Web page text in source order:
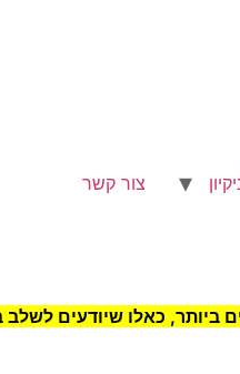
צור קשר
כאלו שיודעים לשלב